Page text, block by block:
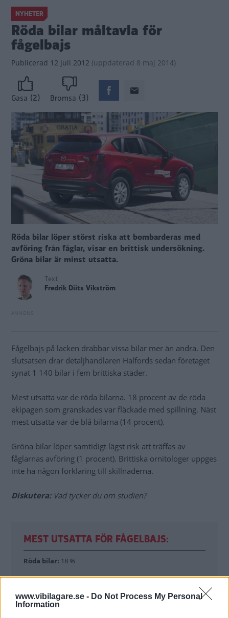
www.vibilagare.se - Do Not Process My Personal
Information
NYHETER
Röda bilar måltavla för
fågelbajs
Publicerad 12 juli 2012 (uppdaterad 8 maj 2014)
Gasa (2) Bromsa (3)
Röda bilar löper störst riska att bombarderas med
avföring från fåglar, visar en brittisk undersökning.
Gröna bilar är minst utsatta.
Text
Fredrik Diits Vikström
Fågelbajs på lacken drabbar vissa bilar mer än andra. Den
slutsatsen drar detaljhandlaren Halfords sedan företaget
synat 1 140 bilar i fem brittiska städer.
Mest utsatta var de röda bilarna. 18 procent av de röda
ekipagen som granskades var fläckade med spillning. Näst
mest utsatta var de blå bilarna (14 procent).
Gröna bilar löper samtidigt lägst risk att träffas av
fåglarnas avföring (1 procent). Brittiska ornitologer uppges
inte ha någon förklaring till skillnaderna.
Diskutera:Vad tycker du om studien?
MEST UTSATTA FÖR FÅGELBAJS:
Röda bilar: 18 %
Svarta bilar:11 %